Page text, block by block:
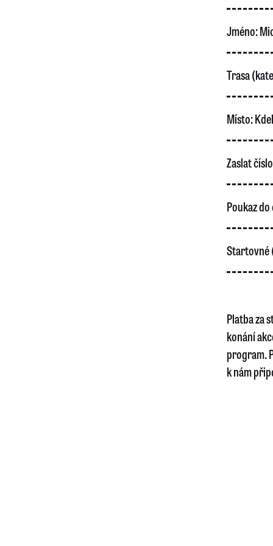
Jméno:
Trasa
Místo:
Zaslat
Poukaz
Startovné
Platba za
konání
program.
k nám